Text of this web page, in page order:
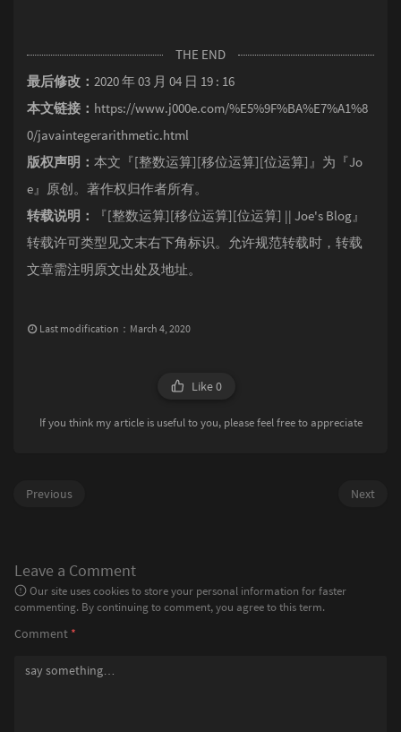
THE END
最后修改： 2020 年 03 月 04 日 19 : 16
本文链接： https://www.j000e.com/%E5%9F%BA%E7%A1%8
0/javaintegerarithmetic.html
版权声明： 本文『[整数运算][移位运算][位运算] 』为『Jo
e』原创。著作权归作者所有。
转载说明：
『[整数运算][移位运算][位运算] || Joe's Blog』
转载许可类型见文末右下角标识。允许规范转载时，转载
文章需注明原文出处及地址。
Last modification：March 4, 2020
Like0
If you think my article is useful to you, please feel free to appreciate
Next
Previous
Leave a Comment
Our site uses cookies to store your personal information for faster
commenting. By continuing to comment, you agree to this term.
Comment *